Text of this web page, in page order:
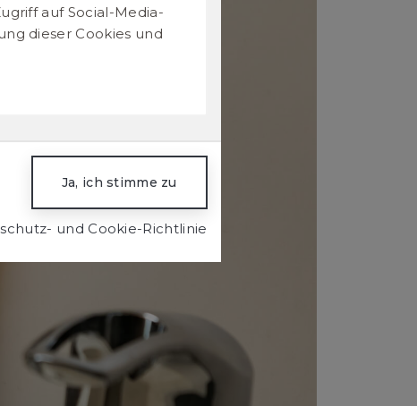
auf Social-Media-
dieser Cookies und
und Cookie-Richtlinie